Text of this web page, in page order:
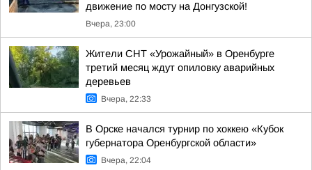
движение по мосту на Донгузской!
Вчера, 23:00
Жители СНТ «Урожайный» в Оренбурге
третий месяц ждут опиловку аварийных
деревьев
Вчера, 22:33
В Орске начался турнир по хоккею «Кубок
губернатора Оренбургской области»
Вчера, 22:04